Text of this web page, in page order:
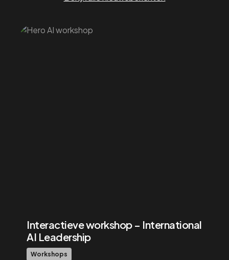
Interactieve workshop – International
AI Leadership
Workshops